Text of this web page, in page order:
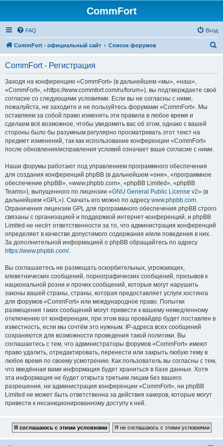
CommFort
FAQ Вход
CommFort - официальный сайт Список форумов
CommFort - Регистрация
Заходя на конференцию «CommFort» (в дальнейшем «мы», «наш»,
«CommFort», «https://www.commfort.com/ru/forum»), вы подтверждаете своё
согласие со следующими условиями. Если вы не согласны с ними,
пожалуйста, не заходите и не пользуйтесь форумами «CommFort». Мы
оставляем за собой право изменять эти правила в любое время и
сделаем всё возможное, чтобы уведомить вас об этом, однако с вашей
стороны было бы разумным регулярно просматривать этот текст на
предмет изменений, так как использование конференции «CommFort»
после обновления/исправления условий означает ваше согласие с ними.
Наши форумы работают под управлением программного обеспечения
для создания конференций phpBB (в дальнейшем «они», «программное
обеспечение phpBB», «www.phpbb.com», «phpBB Limited», «phpBB
Teams»), выпущенного по лицензии «GNU General Public License v2» (в
дальнейшем «GPL»). Скачать его можно по адресу www.phpbb.com.
Ограничения лицензии GPL для программного обеспечения phpBB строго
связаны с организацией и поддержкой интернет-конференций, и phpBB
Limited не несёт ответственности за то, что администрация конференций
определяет в качестве допустимого содержания и/или поведения в них.
За дополнительной информацией о phpBB обращайтесь по адресу
https://www.phpbb.com/.
Вы соглашаетесь не размещать оскорбительных, угрожающих,
клеветнических сообщений, порнографических сообщений, призывов к
национальной розни и прочих сообщений, которые могут нарушить
законы вашей страны, страны, которая предоставляет услуги хостинга
для форумов «CommFort» или международное право. Попытки
размещения таких сообщений могут привести к вашему немедленному
отключению от конференции, при этом ваш провайдер будет поставлен в
известность, если мы сочтём это нужным. IP-адреса всех сообщений
сохраняются для возможности проведения такой политики. Вы
соглашаетесь с тем, что администраторы форумов «CommFort» имеют
право удалить, отредактировать, перенести или закрыть любую тему в
любое время по своему усмотрению. Как пользователь вы согласны с тем,
что введённая вами информация будет храниться в базе данных. Хотя
эта информация не будет открыта третьим лицам без вашего
разрешения, ни администрация конференции «CommFort», ни phpBB
Limited не может быть ответственна за действия хакеров, которые могут
привести к несанкционированному доступу к ней.